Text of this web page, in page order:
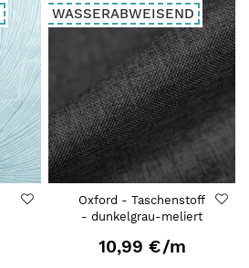
WASSERABWEISEND
Oxford - Taschenstoff
- dunkelgrau-meliert
10,99 €/m